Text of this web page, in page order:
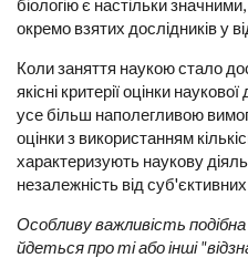
біологію є настільки
окремо взятих дослідників у
Коли заняття наукою стало
якісні критерії оцінки
усе більш наполегливою
оцінки з використанням
характеризують наукову
незалежність від
Особливу важливість
йдеться про ті або інші